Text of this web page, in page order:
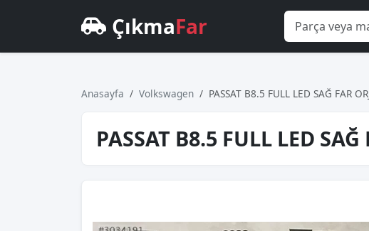
ÇıkmaFar
Anasayfa Volkswagen PASSAT B8.5 FULL LED SAĞ FAR
PASSAT B8.5 FULL LED